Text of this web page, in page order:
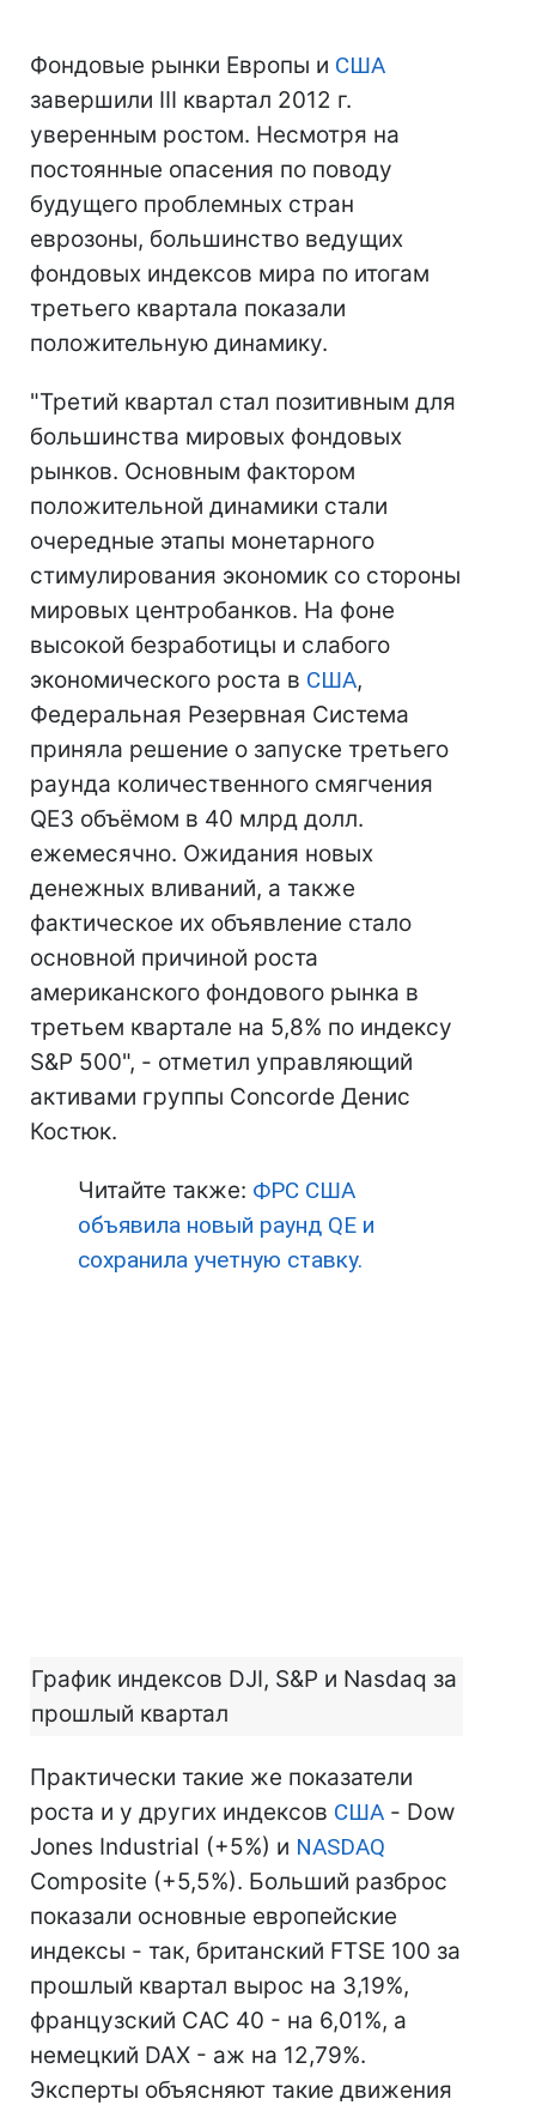
Фондовые рынки Европы и США
завершили III квартал 2012 г.
уверенным ростом. Несмотря на
постоянные опасения по поводу
будущего проблемных стран
еврозоны, большинство ведущих
фондовых индексов мира по итогам
третьего квартала показали
положительную динамику.
"Третий квартал стал позитивным для
большинства мировых фондовых
рынков. Основным фактором
положительной динамики стали
очередные этапы монетарного
стимулирования экономик со стороны
мировых центробанков. На фоне
высокой безработицы и слабого
экономического роста в США,
Федеральная Резервная Система
приняла решение о запуске третьего
раунда количественного смягчения
QE3 объёмом в 40 млрд долл.
ежемесячно. Ожидания новых
денежных вливаний, а также
фактическое их объявление стало
основной причиной роста
американского фондового рынка в
третьем квартале на 5,8% по индексу
S&P 500", - отметил управляющий
активами группы Concorde Денис
Костюк.
Читайте также: ФРС США
объявила новый раунд QE и
сохранила учетную ставку.
График индексов DJI, S&P и Nasdaq за
прошлый квартал
Практически такие же показатели
роста и у других индексов США - Dow
Jones Industrial (+5%) и NASDAQ
Composite (+5,5%). Больший разброс
показали основные европейские
индексы - так, британский FTSE 100 за
прошлый квартал вырос на 3,19%,
французский CAC 40 - на 6,01%, а
немецкий DAX - аж на 12,79%.
Эксперты объясняют такие движения